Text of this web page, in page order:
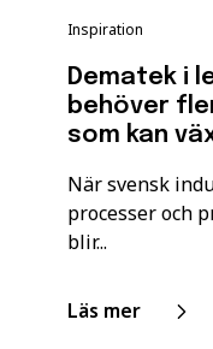
Inspiration
Dematek i
behöver
som kan
När svensk
processer och
blir...
Läs mer